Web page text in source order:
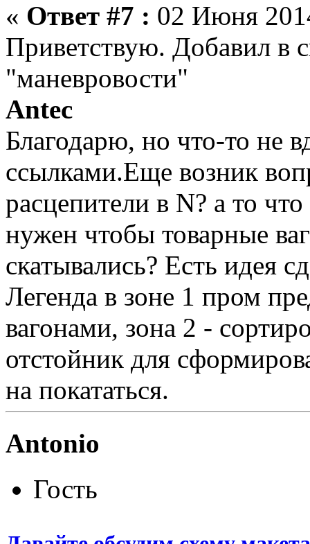
« Ответ #7 : 02 Июня
Приветствую. Добавил в
"маневровости"
Antec
Благодарю, но что-то не
ссылками.Еще возник
расцепители в N? а то
нужен чтобы товарные
скатывались? Есть идея
Легенда в зоне 1 пром
вагонами, зона 2 -
отстойник для
на покататься.
Antonio
Гость